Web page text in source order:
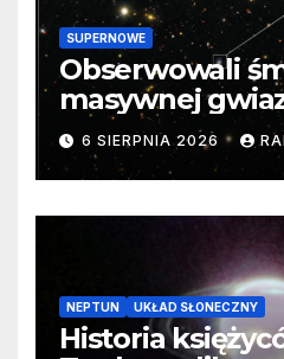
SUPERNOWE
Obserwowali
masywnej
samego
cenne dane
6 SIERPNIA 2026
NEPTUN UKŁAD SŁONECZNY
Historia